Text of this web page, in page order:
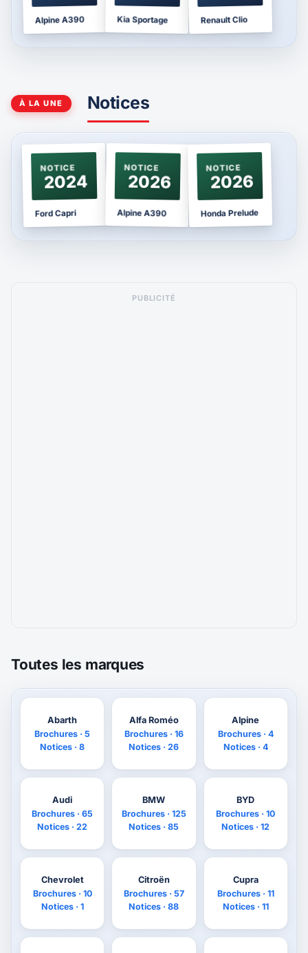
Alpine A390 Kia Sportage Renault Clio
À LA UNE Notices
NOTICE
2024
Ford Capri
NOTICE
2026
Alpine A390
NOTICE
2026
Honda Prelude
PUBLICITÉ
Toutes les marques
Abarth
Brochures · 5
Notices · 8
Alfa Roméo
Brochures · 16
Notices · 26
Alpine
Brochures · 4
Notices · 4
Audi
Brochures · 65
Notices · 22
BMW
Brochures · 125
Notices · 85
BYD
Brochures · 10
Notices · 12
Chevrolet
Brochures · 10
Notices · 1
Citroën
Brochures · 57
Notices · 88
Cupra
Brochures · 11
Notices · 11